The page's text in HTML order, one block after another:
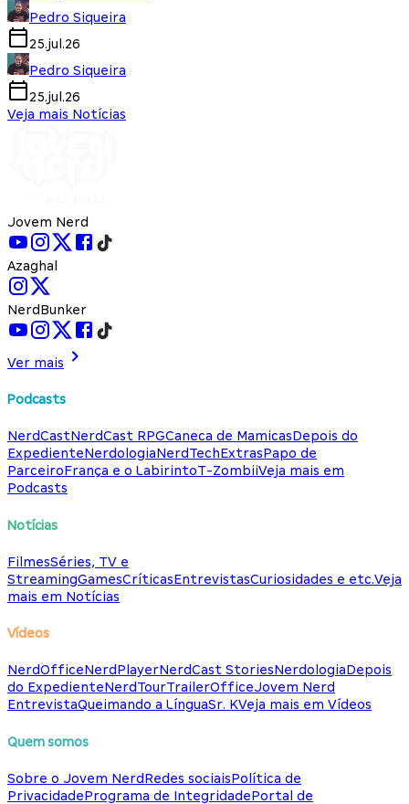
Pedro Siqueira
25.jul.26
Pedro Siqueira
25.jul.26
Veja mais Notícias
Jovem Nerd
Azaghal
NerdBunker
Ver mais
Podcasts
NerdCastNerdCast RPGCaneca de MamicasDepois do
ExpedienteNerdologiaNerdTechExtrasPapo de
ParceiroFrança e o LabirintoT-ZombiiVeja mais em
Podcasts
Notícias
FilmesSéries, TV e
StreamingGamesCríticasEntrevistasCuriosidades e etc.Veja
mais em Notícias
Vídeos
NerdOfficeNerdPlayerNerdCast StoriesNerdologiaDepois
do ExpedienteNerdTourTrailerOfficeJovem Nerd
EntrevistaQueimando a LínguaSr. KVeja mais em Vídeos
Quem somos
Sobre o Jovem NerdRedes sociaisPolítica de
PrivacidadePrograma de IntegridadePortal de